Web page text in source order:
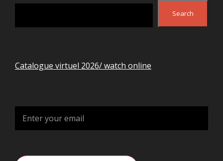
Search
Search
Catalogue virtuel 2026/ watch online